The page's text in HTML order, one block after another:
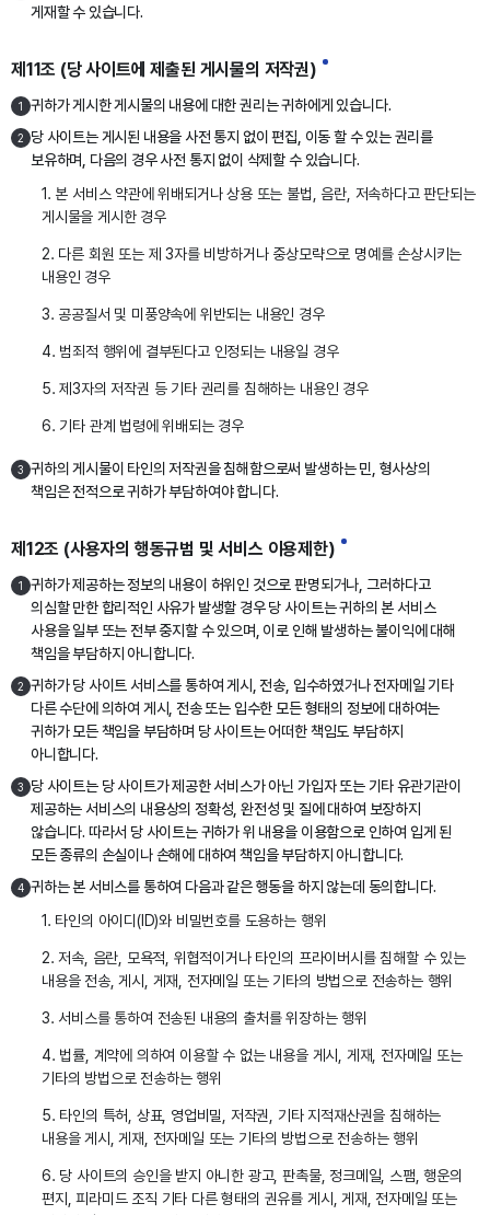
게재할 수 있습니다.
제11조 (당 사이트에 제출된 게시물의 저작권)
1 귀하가 게시한 게시물의 내용에 대한 권리는 귀하에게 있습니다.
2
당 사이트는 게시된 내용을 사전 통지 없이 편집, 이동 할 수 있는 권리를
보유하며, 다음의 경우 사전 통지 없이 삭제할 수 있습니다.
1. 본 서비스 약관에 위배되거나 상용 또는 불법, 음란, 저속하다고 판단되는
게시물을 게시한 경우
2. 다른 회원 또는 제 3자를 비방하거나 중상모략으로 명예를 손상시키는
내용인 경우
3. 공공질서 및 미풍양속에 위반되는 내용인 경우
4. 범죄적 행위에 결부된다고 인정되는 내용일 경우
5. 제3자의 저작권 등 기타 권리를 침해하는 내용인 경우
6. 기타 관계 법령에 위배되는 경우
3 귀하의 게시물이 타인의 저작권을 침해함으로써 발생하는 민, 형사상의
책임은 전적으로 귀하가 부담하여야 합니다.
제12조 (사용자의 행동규범 및 서비스 이용제한)
1
귀하가 제공하는 정보의 내용이 허위인 것으로 판명되거나, 그러하다고
의심할 만한 합리적인 사유가 발생할 경우 당 사이트는 귀하의 본 서비스
사용을 일부 또는 전부 중지할 수 있으며, 이로 인해 발생하는 불이익에 대해
책임을 부담하지 아니합니다.
2 귀하가 당 사이트 서비스를 통하여 게시, 전송, 입수하였거나 전자메일 기타
다른 수단에 의하여 게시, 전송 또는 입수한 모든 형태의 정보에 대하여는
귀하가 모든 책임을 부담하며 당 사이트는 어떠한 책임도 부담하지
아니합니다.
3
당 사이트는 당 사이트가 제공한 서비스가 아닌 가입자 또는 기타 유관기관이
제공하는 서비스의 내용상의 정확성, 완전성 및 질에 대하여 보장하지
않습니다. 따라서 당 사이트는 귀하가 위 내용을 이용함으로 인하여 입게 된
모든 종류의 손실이나 손해에 대하여 책임을 부담하지 아니합니다.
4 귀하는 본 서비스를 통하여 다음과 같은 행동을 하지 않는데 동의합니다.
1. 타인의 아이디(ID)와 비밀번호를 도용하는 행위
2. 저속, 음란, 모욕적, 위협적이거나 타인의 프라이버시를 침해할 수 있는
내용을 전송, 게시, 게재, 전자메일 또는 기타의 방법으로 전송하는 행위
3. 서비스를 통하여 전송된 내용의 출처를 위장하는 행위
4. 법률, 계약에 의하여 이용할 수 없는 내용을 게시, 게재, 전자메일 또는
기타의 방법으로 전송하는 행위
5. 타인의 특허, 상표, 영업비밀, 저작권, 기타 지적재산권을 침해하는
내용을 게시, 게재, 전자메일 또는 기타의 방법으로 전송하는 행위
6. 당 사이트의 승인을 받지 아니한 광고, 판촉물, 정크메일, 스팸, 행운의
편지, 피라미드 조직 기타 다른 형태의 권유를 게시, 게재, 전자메일 또는